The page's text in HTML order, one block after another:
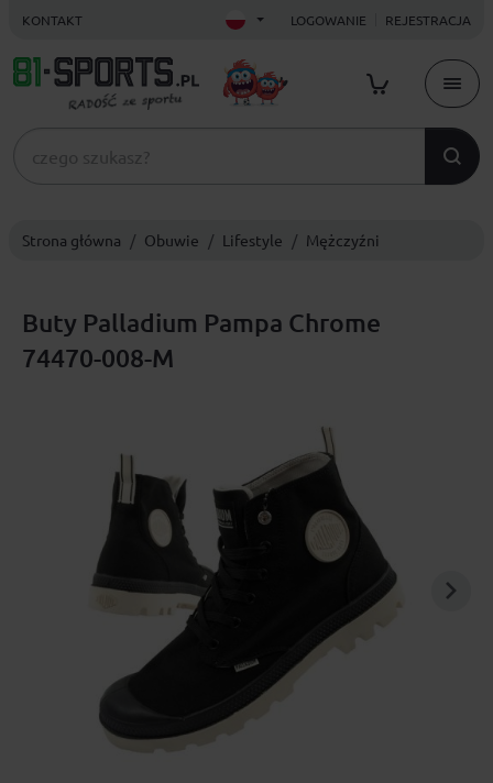
KONTAKT LOGOWANIE REJESTRACJA
Strona główna Obuwie Lifestyle Mężczyźni
Buty Palladium Pampa Chrome
74470-008-M